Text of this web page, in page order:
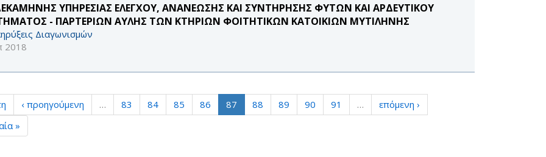
ΥΠΗΡΕΣΙΑΣ ΕΛΕΓΧΟΥ, ΑΝΑΝΕΩΣΗΣ ΚΑΙ ΣΥΝΤΗΡΗΣΗΣ ΦΥΤΩΝ ΚΑΙ ΑΡΔΕΥΤΙΚΟΥ
- ΠΑΡΤΕΡΙΩΝ ΑΥΛΗΣ ΤΩΝ ΚΤΗΡΙΩΝ ΦΟΙΤΗΤΙΚΩΝ ΚΑΤΟΙΚΙΩΝ ΜΥΤΙΛΗΝΗΣ
Διαγωνισμών
2018
‹ προηγούμενη … 83 84 85 86 87 88 89 90 91 …
επόμενη ›
»